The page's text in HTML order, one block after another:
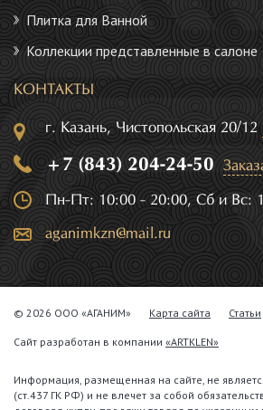
Плитка для Ванной
Коллекции представленные в салоне
КОНТАКТЫ
г. Казань, Чистопольская 20/12
+7 (843) 204-24-50
Пн-Пт: 10:00 - 20:00, Сб и Вс:
aganimkzn@mail.ru
© 2026 ООО «АГАНИМ» Карта сайта Статьи
Сайт разработан в компании «ARTKLEN»
Информация, размещенная на сайте, не
(ст.437 ГК РФ) и не влечет за собой